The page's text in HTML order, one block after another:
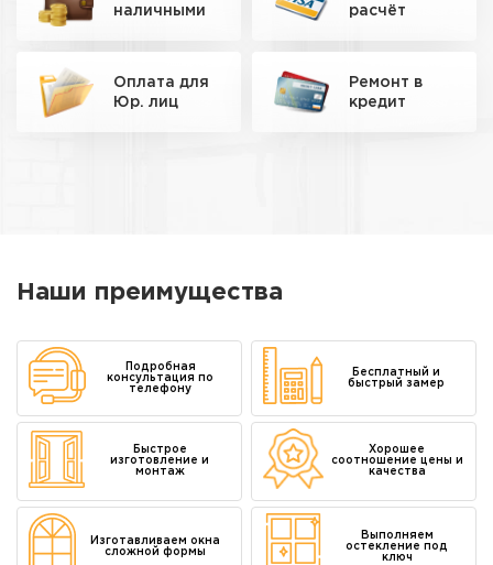
наличными
расчёт
Оплата для
Юр. лиц
Ремонт в
кредит
Наши преимущества
Подробная
консультация по
телефону
Бесплатный и
быстрый замер
Быстрое
изготовление и
монтаж
Хорошее
соотношение цены и
качества
Изготавливаем окна
сложной формы
Выполняем
остекление под
ключ